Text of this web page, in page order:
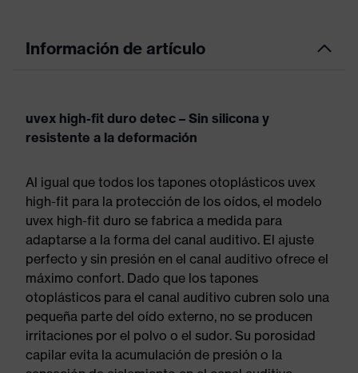
Información de artículo
uvex high-fit duro detec – Sin silicona y
resistente a la deformación
Al igual que todos los tapones otoplásticos uvex
high-fit para la protección de los oídos, el modelo
uvex high-fit duro se fabrica a medida para
adaptarse a la forma del canal auditivo. El ajuste
perfecto y sin presión en el canal auditivo ofrece el
máximo confort. Dado que los tapones
otoplásticos para el canal auditivo cubren solo una
pequeña parte del oído externo, no se producen
irritaciones por el polvo o el sudor. Su porosidad
capilar evita la acumulación de presión o la